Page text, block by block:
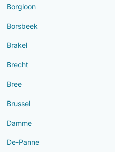
Borgloon
Borsbeek
Brakel
Brecht
Bree
Brussel
Damme
De-Panne